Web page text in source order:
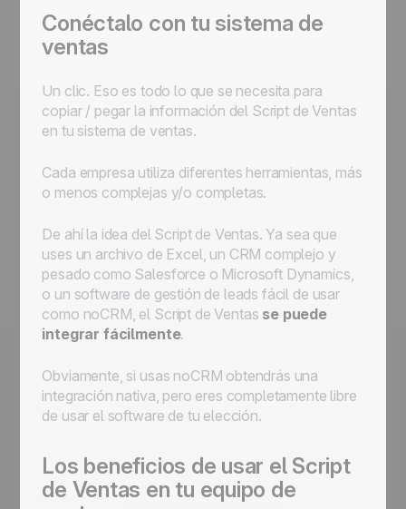
Conéctalo con tu sistema de
ventas
Un clic. Eso es todo lo que se necesita para
copiar / pegar la información del Script de Ventas
en tu sistema de ventas.
Cada empresa utiliza diferentes herramientas, más
o menos complejas y/o completas.
De ahí la idea del Script de Ventas. Ya sea que
uses un archivo de Excel, un CRM complejo y
pesado como Salesforce o Microsoft Dynamics,
o un software de gestión de leads fácil de usar
como noCRM, el Script de Ventas se puede
integrar fácilmente.
Obviamente, si usas noCRM obtendrás una
integración nativa, pero eres completamente libre
de usar el software de tu elección.
Los beneficios de usar el Script
de Ventas en tu equipo de